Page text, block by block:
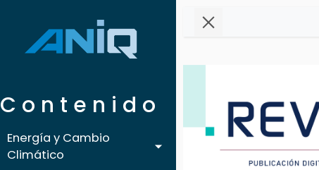
C o n t e n i d o
Energía y Cambio
Climático